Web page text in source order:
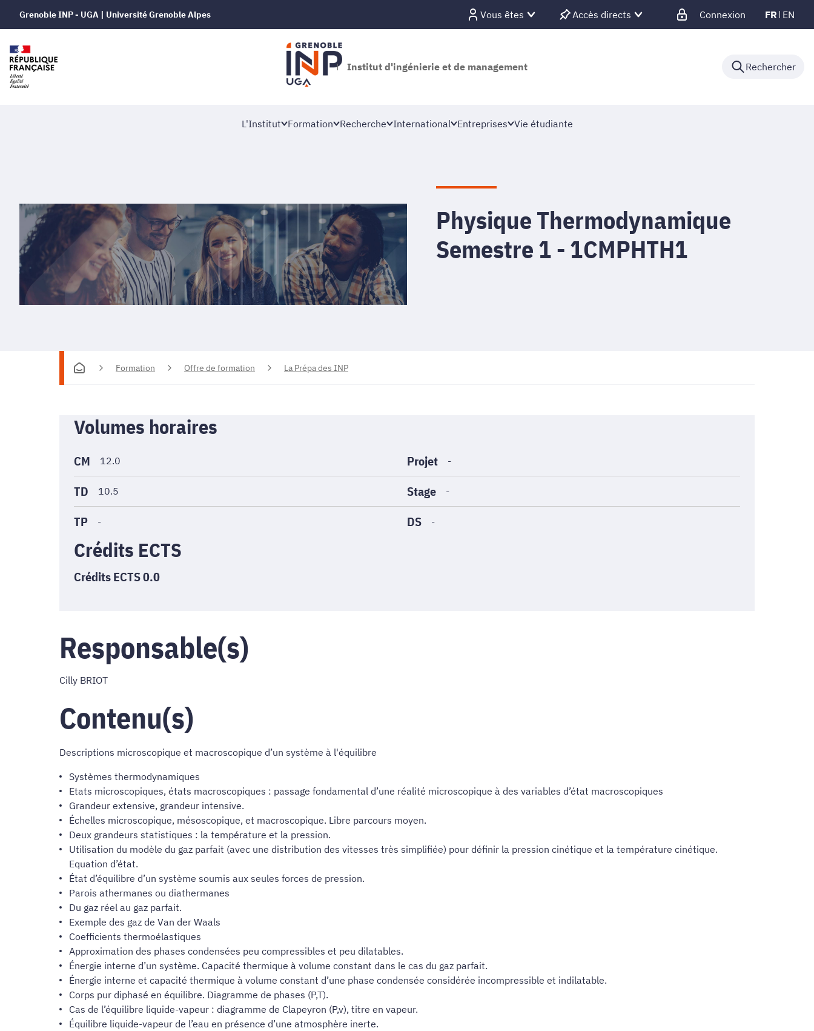
Grenoble INP - UGA | Université Grenoble Alpes Vous êtes Accès directs Connexion FR EN
Institut d'ingénierie et de management Rechercher
L'Institut Formation Recherche International Entreprises Vie étudiante
Physique Thermodynamique
Semestre 1 - 1CMPHTH1
Formation Offre de formation La Prépa des INP
Informations
générales
Volumes horaires
CM 12.0 Projet -
TD 10.5 Stage -
TP - DS -
Crédits ECTS
Crédits ECTS 0.0
Responsable(s)
Cilly BRIOT
Contenu(s)
Descriptions microscopique et macroscopique d’un système à l'équilibre
Systèmes thermodynamiques
Etats microscopiques, états macroscopiques : passage fondamental d’une réalité microscopique à des variables d’état macroscopiques
Grandeur extensive, grandeur intensive.
Échelles microscopique, mésoscopique, et macroscopique. Libre parcours moyen.
Deux grandeurs statistiques : la température et la pression.
Utilisation du modèle du gaz parfait (avec une distribution des vitesses très simplifiée) pour définir la pression cinétique et la température cinétique.
Equation d’état.
État d’équilibre d’un système soumis aux seules forces de pression.
Parois athermanes ou diathermanes
Du gaz réel au gaz parfait.
Exemple des gaz de Van der Waals
Coefficients thermoélastiques
Approximation des phases condensées peu compressibles et peu dilatables.
Énergie interne d’un système. Capacité thermique à volume constant dans le cas du gaz parfait.
Énergie interne et capacité thermique à volume constant d’une phase condensée considérée incompressible et indilatable.
Corps pur diphasé en équilibre. Diagramme de phases (P,T).
Cas de l’équilibre liquide-vapeur : diagramme de Clapeyron (P,v), titre en vapeur.
Équilibre liquide-vapeur de l’eau en présence d’une atmosphère inerte.